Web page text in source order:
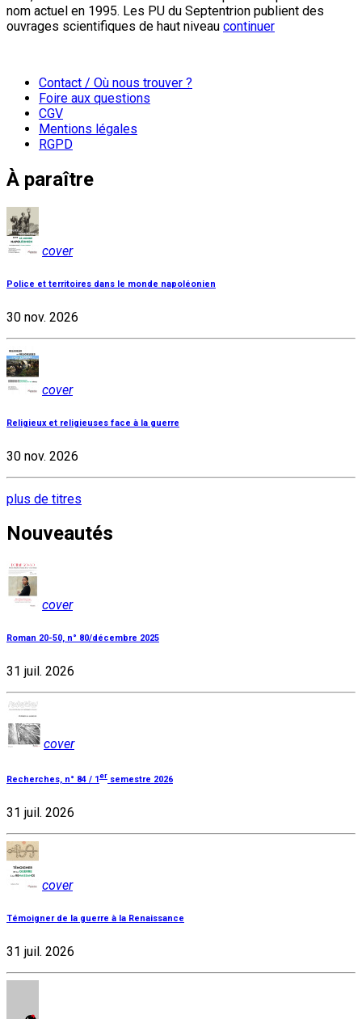
nom actuel en 1995. Les PU du Septentrion publient des
ouvrages scientifiques de haut niveau continuer
Contact / Où nous trouver ?
Foire aux questions
CGV
Mentions légales
RGPD
À paraître
cover
Police et territoires dans le monde napoléonien
30 nov. 2026
cover
Religieux et religieuses face à la guerre
30 nov. 2026
plus de titres
Nouveautés
cover
Roman 20-50, n° 80/décembre 2025
31 juil. 2026
cover
Recherches, n° 84 / 1er semestre 2026
31 juil. 2026
cover
Témoigner de la guerre à la Renaissance
31 juil. 2026